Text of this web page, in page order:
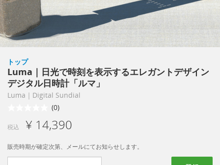
トップ
Luma｜日光で時刻を表示するエレガントデザイン
デジタル日時計「ルマ」
Luma｜Digital Sundial
(0)
税込 ¥ 14,390
販売時期が確定次第、メールにてお知らせします。